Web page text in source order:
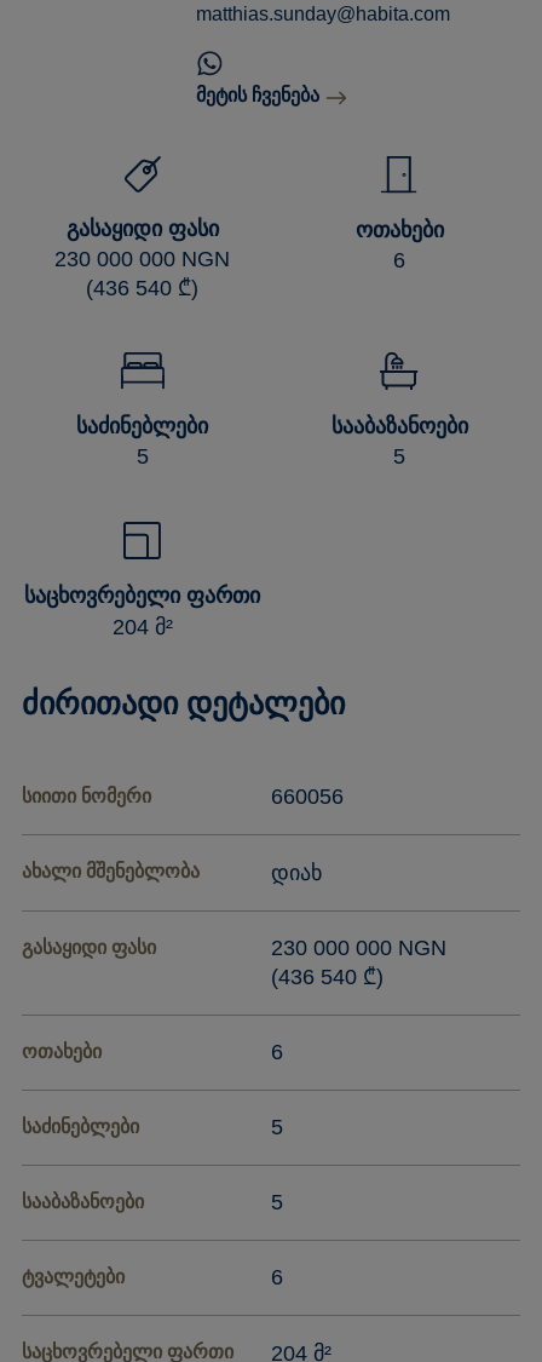
matthias.sunday@habita.com
მეტის ჩვენება
ᲒᲐᲡᲐᲧᲘᲓᲘ ᲤᲐᲡᲘ
230 000 000 NGN
(436 540 ₾)
ᲝᲗᲐᲮᲔᲑᲘ
6
ᲡᲐᲫᲘᲜᲔᲑᲚᲔᲑᲘ
5
ᲡᲐᲐᲑᲐᲖᲐᲜᲝᲔᲑᲘ
5
ᲡᲐᲪᲮᲝᲕᲠᲔᲑᲔᲚᲘ ᲤᲐᲠᲗᲘ
204 მ²
ძირითადი დეტალები
სიითი ნომერი 660056
ახალი მშენებლობა დიახ
გასაყიდი ფასი
230 000 000 NGN
(436 540 ₾)
ოთახები 6
საძინებლები 5
სააბაზანოები 5
ტვალეტები 6
საცხოვრებელი ფართი 204 მ²